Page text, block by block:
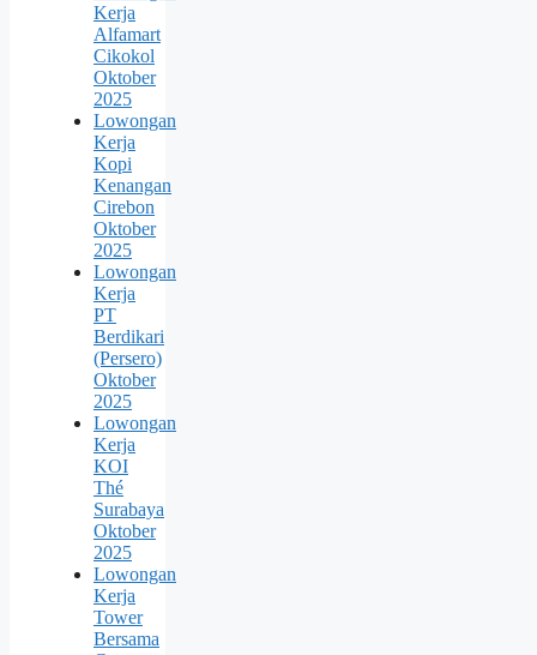
Kerja
Alfamart
Cikokol
Oktober
2025
Lowongan
Kerja
Kopi
Kenangan
Cirebon
Oktober
2025
Lowongan
Kerja
PT
Berdikari
(Persero)
Oktober
2025
Lowongan
Kerja
KOI
Thé
Surabaya
Oktober
2025
Lowongan
Kerja
Tower
Bersama